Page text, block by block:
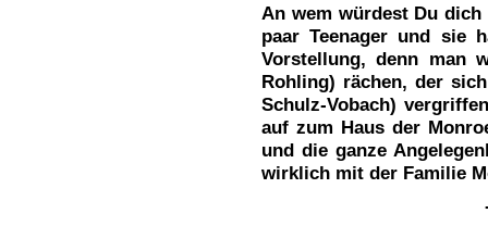
An wem würdest Du
paar Teenager und sie
Vorstellung, denn man
Rohling) rächen, der
Schulz-Vobach)
auf zum Haus der
und die ganze
wirklich mit der Familie